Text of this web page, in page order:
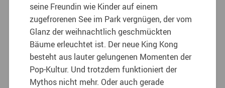
seine Freundin wie Kinder auf einem
zugefrorenen See im Park vergnügen, der vom
Glanz der weihnachtlich geschmückten
Bäume erleuchtet ist. Der neue King Kong
besteht aus lauter gelungenen Momenten der
Pop-Kultur. Und trotzdem funktioniert der
Mythos nicht mehr. Oder auch gerade